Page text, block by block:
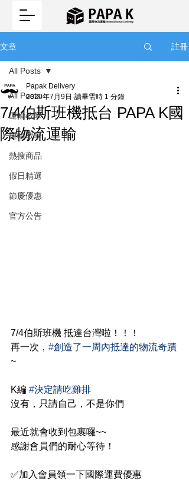
文章 註冊
All Posts
運輸教學
運輸教學
熱搜商品
假日精選
節慶優惠
官方公告
All Posts
7/4伯斯班機抵台 PAPA K國
際物流運輸
Papak Delivery
2020年7月9日 讀畢需時 1 分鐘
7/4伯斯班機 抵達台灣啦！！！
再一次， #創造了一周內抵達的物流奇蹟
~
K編 #決定請吃雞排
沒有，只請自己，不是你們
最近就會收到包裹囉~~
感謝會員們的耐心等待！
✅加入會員領一下國際運費優惠